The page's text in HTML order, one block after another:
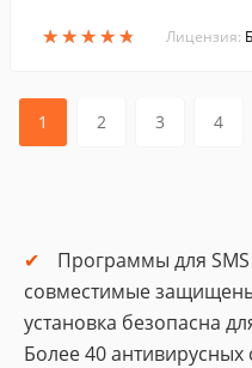
★★★★★
★★★★★ Лицензия:
1 2 3 4
Программы для
совместимые
установка безопасна
Более 40 антивирусных